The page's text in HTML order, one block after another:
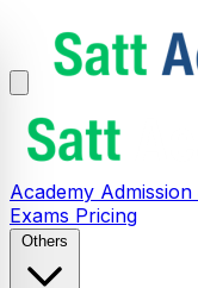
Academy Admission
Exams Pricing
Others